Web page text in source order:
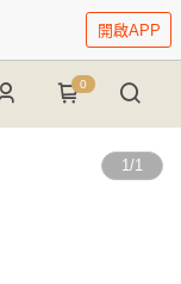
開啟APP
0
1/1